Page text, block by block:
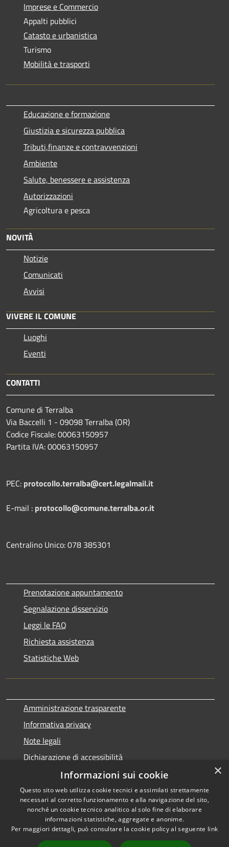
Imprese e Commercio
Appalti pubblici
Catasto e urbanistica
Turismo
Mobilità e trasporti
Educazione e formazione
Giustizia e sicurezza pubblica
Tributi,finanze e contravvenzioni
Ambiente
Salute, benessere e assistenza
Autorizzazioni
Agricoltura e pesca
NOVITÀ
Notizie
Comunicati
Avvisi
VIVERE IL COMUNE
Luoghi
Eventi
CONTATTI
Comune di Terralba
Via Baccelli 1 - 09098 Terralba (OR)
Codice Fiscale: 00063150957
Partita IVA: 00063150957
PEC: protocollo.terralba@cert.legalmail.it
E-mail : protocollo@comune.terralba.or.it
Centralino Unico: 078 385301
Prenotazione appuntamento
Segnalazione disservizio
Leggi le FAQ
Richiesta assistenza
Statistiche Web
Amministrazione trasparente
Informativa privacy
Note legali
Dichiarazione di accessibilità
Accessibilità
Privacy
Copyright © 2026 • Comune di
Terralba • Powered by
Municipium•Accesso
×
Informazioni sui cookie
Questo sito web utilizza cookie tecnici e assimilati strettamente
necessari al corretto funzionamento e alla navigazione del sito,
nonché un cookie tecnico analitico al solo fine di elaborare
informazioni statistiche, aggregate e anonime.
Per maggiori dettagli, può consultare la cookie policy al seguente link